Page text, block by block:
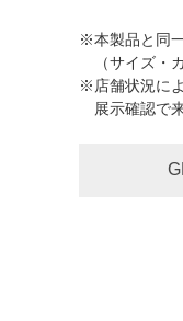
※本製品と同
（サイズ・
※店舗状況に
展示確認で